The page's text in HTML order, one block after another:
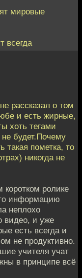
мировые
всегда
рассказал о том
и есть жирные,
хоть тегами
будет.Почему
такая пометка, то
никогда не
ролике
информацию
неплохо
видео, и уже
есть всегда и
не продуктивно.
учителя учат
в принципе всё